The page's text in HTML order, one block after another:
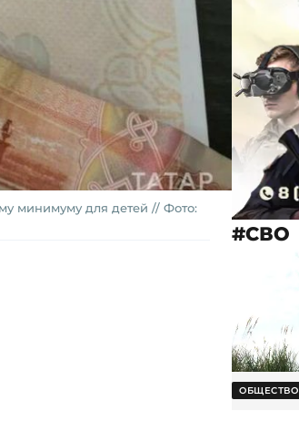
минимуму для детей // Фото:
#СВО
ОБЩЕСТВО